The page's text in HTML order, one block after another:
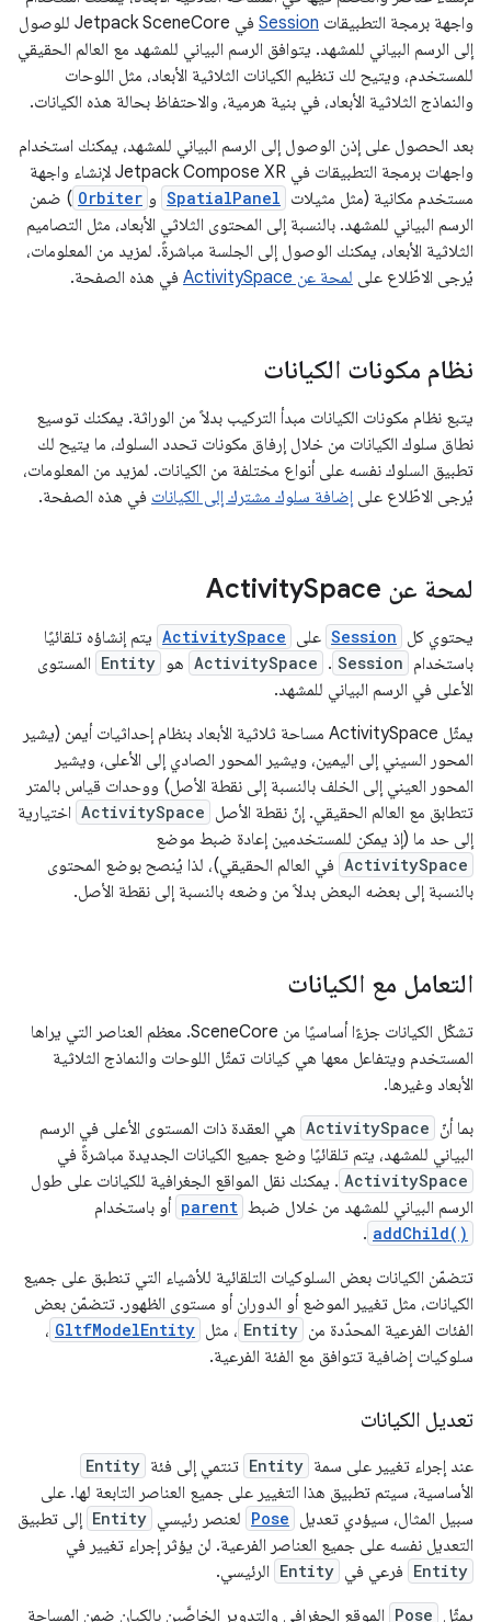
واجهة برمجة التطبيقات Session
في Jetpack SceneCore للوصول
إلى الرسم البياني للمشهد. يتوافق الرسم البياني للمشهد مع العالم الحقيقي
للمستخدم، ويتيح لك تنظيم الكيانات الثلاثية الأبعاد، مثل اللوحات
والنماذج الثلاثية الأبعاد، في بنية هرمية، والاحتفاظ بحالة هذه الكيانات.
بعد الحصول على إذن الوصول إلى الرسم البياني للمشهد، يمكنك استخدام
واجهات برمجة التطبيقات في Jetpack Compose XR لإنشاء واجهة
مستخدم مكانية (مثل مثيلات SpatialPanel و Orbiter ) ضمن
الرسم البياني للمشهد. بالنسبة إلى المحتوى الثلاثي الأبعاد، مثل التصاميم
الثلاثية الأبعاد، يمكنك الوصول إلى الجلسة مباشرةً. لمزيد من المعلومات،
يُرجى الاطّلاع على لمحة عن ActivitySpace في هذه الصفحة.
نظام مكونات الكيانات
يتبع نظام مكونات الكيانات مبدأ التركيب بدلاً من الوراثة. يمكنك توسيع
نطاق سلوك الكيانات من خلال إرفاق مكونات تحدد السلوك، ما يتيح لك
تطبيق السلوك نفسه على أنواع مختلفة من الكيانات. لمزيد من المعلومات،
يُرجى الاطّلاع على إضافة سلوك مشترك إلى الكيانات في هذه الصفحة.
لمحة عن Activity Space
يحتوي كل Session على ActivitySpace يتم إنشاؤه تلقائيًا
باستخدام Session
.
ActivitySpace هو Entity المستوى
الأعلى في الرسم البياني للمشهد.
يمثّل ActivitySpace مساحة ثلاثية الأبعاد بنظام إحداثيات أيمن (يشير
المحور السيني إلى اليمين، ويشير المحور الصادي إلى الأعلى، ويشير
المحور العيني إلى الخلف بالنسبة إلى نقطة الأصل) ووحدات قياس بالمتر
تتطابق مع العالم الحقيقي. إنّ نقطة الأصل ActivitySpace اختيارية
إلى حد ما (إذ يمكن للمستخدمين إعادة ضبط موضع
ActivitySpace في العالم الحقيقي)، لذا يُنصح بوضع المحتوى
بالنسبة إلى بعضه البعض بدلاً من وضعه بالنسبة إلى نقطة الأصل.
التعامل مع الكيانات
تشكّل الكيانات جزءًا أساسيًا من SceneCore. معظم العناصر التي يراها
المستخدم ويتفاعل معها هي كيانات تمثّل اللوحات والنماذج الثلاثية
الأبعاد وغيرها.
بما أنّ ActivitySpace هي العقدة ذات المستوى الأعلى في الرسم
البياني للمشهد، يتم تلقائيًا وضع جميع الكيانات الجديدة مباشرةً في
ActivitySpace . يمكنك نقل المواقع الجغرافية للكيانات على طول
الرسم البياني للمشهد من خلال ضبط parent أو باستخدام
addChild()
.
تتضمّن الكيانات بعض السلوكيات التلقائية للأشياء التي تنطبق على جميع
الكيانات، مثل تغيير الموضع أو الدوران أو مستوى الظهور. تتضمّن بعض
الفئات الفرعية المحدّدة من Entity ، مثل GltfModelEntity ،
سلوكيات إضافية تتوافق مع الفئة الفرعية.
تعديل الكيانات
عند إجراء تغيير على سمة Entity تنتمي إلى فئة Entity
الأساسية، سيتم تطبيق هذا التغيير على جميع العناصر التابعة لها. على
سبيل المثال، سيؤدي تعديل Pose لعنصر رئيسي Entity إلى تطبيق
التعديل نفسه على جميع العناصر الفرعية. لن يؤثر إجراء تغيير في
Entity فرعي في Entity الرئيسي.
يمثّل Pose الموقع الجغرافي والتدوير الخاصَّين بالكيان ضمن المساحة